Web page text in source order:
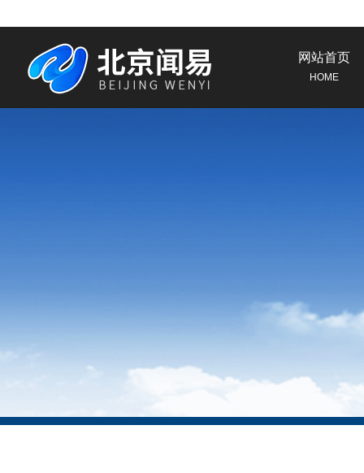
网站首页
HOME